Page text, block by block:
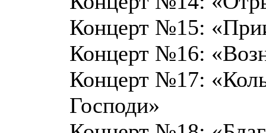
Концерт №15:
Концерт №16:
Концерт №17:
Господи»